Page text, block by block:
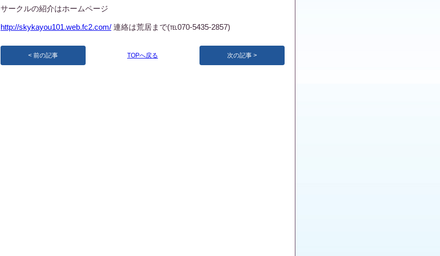
サークルの紹介はホームページ
http://skykayou101.web.fc2.com/ 連絡は荒居まで(℡070-5435-2857)
前の記事 TOPへ戻る 次の記事